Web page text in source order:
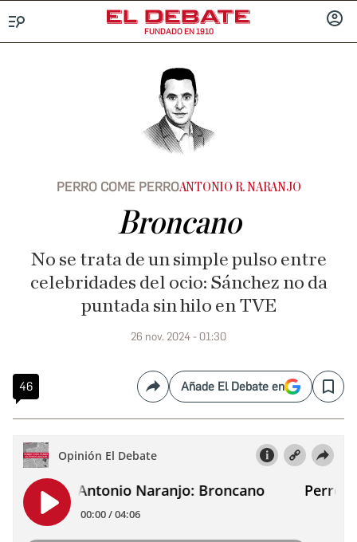
FUNDADO EN 1910
PERRO COME PERROANTONIO R. NARANJO
Broncano
No se trata de un simple pulso entre
celebridades del ocio: Sánchez no da
puntada sin hilo en TVE
26 nov. 2024 - 01:30
46 CompartirAñade El Debate en Save